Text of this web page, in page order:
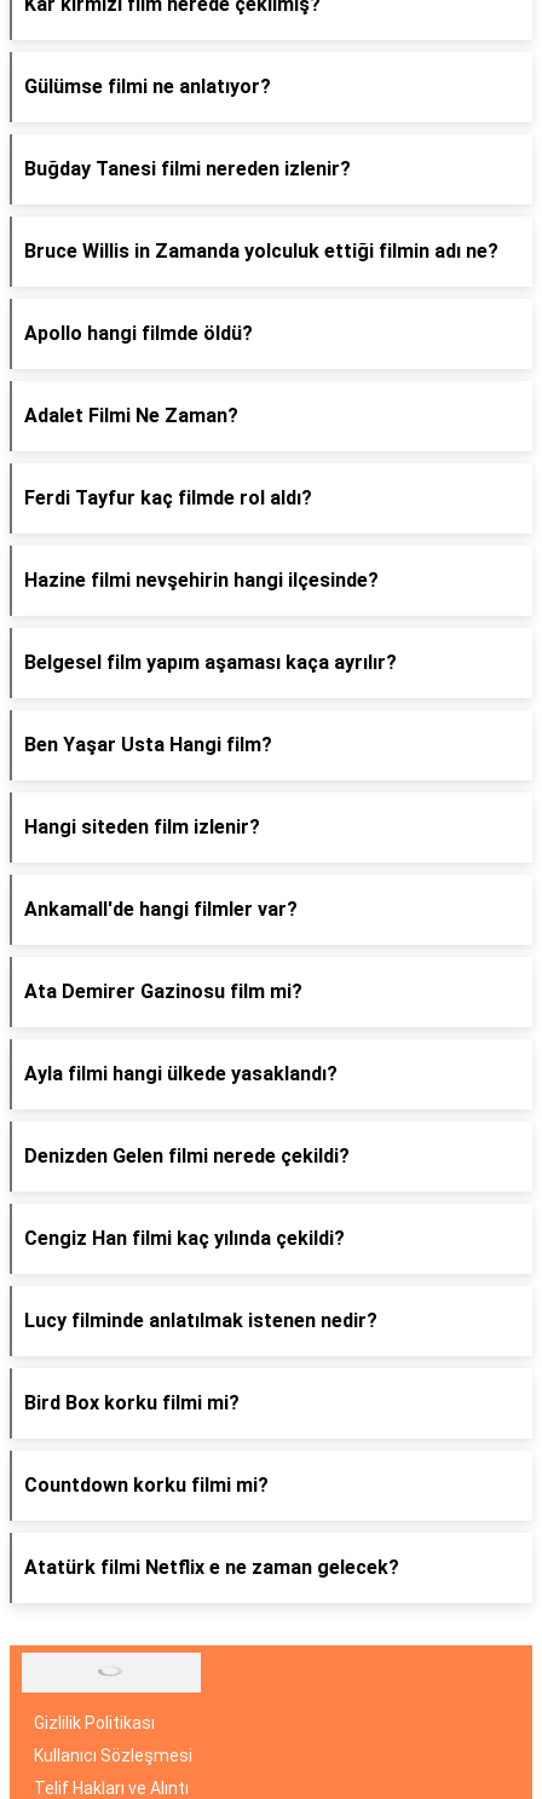
Gülümse filmi ne anlatıyor?
Buğday Tanesi filmi nereden izlenir?
Bruce Willis in Zamanda yolculuk ettiği filmin adı ne?
Apollo hangi filmde öldü?
Adalet Filmi Ne Zaman?
Ferdi Tayfur kaç filmde rol aldı?
Hazine filmi nevşehirin hangi ilçesinde?
Belgesel film yapım aşaması kaça ayrılır?
Ben Yaşar Usta Hangi film?
Hangi siteden film izlenir?
Ankamall'de hangi filmler var?
Ata Demirer Gazinosu film mi?
Ayla filmi hangi ülkede yasaklandı?
Denizden Gelen filmi nerede çekildi?
Cengiz Han filmi kaç yılında çekildi?
Lucy filminde anlatılmak istenen nedir?
Bird Box korku filmi mi?
Countdown korku filmi mi?
Atatürk filmi Netflix e ne zaman gelecek?
Gizlilik Politikası
Kullanıcı Sözleşmesi
Telif Hakları ve Alıntı